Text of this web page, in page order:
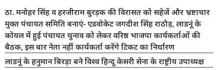
ठा. मनोहर सिंह व हरजीराम बुरड़क की विरासत को सहेजें और भ्रष्टाचार
मुक्त पंचायत समिति बनाएं- एडवोकेट जगदीश सिंह राठौड़, लाडनूं के
कोयल में हुई पंचायत चुनाव को लेकर वरिष्ठ भाजपा कार्यकर्ताओं की
बैठक, इस बार नेता नहीं कार्यकर्ता करेंगे टिकट का निर्धारण
लाडनूं के हनुमान बिरड़ा बने विश्व हिन्दू केसरी सेना के राष्ट्रीय उपाध्यक्ष